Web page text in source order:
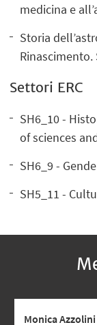
medicina e
Storia
Rinascimento.
Settori ERC
SH6_10 -
of sciences
SH6_9 -
SH5_11 -
Monica Azzolini